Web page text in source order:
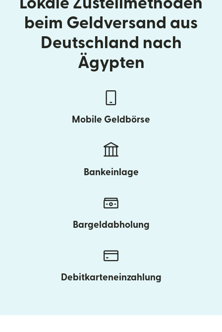
Lokale Zustellmethoden
beim Geldversand aus
Deutschland nach
Ägypten
Mobile Geldbörse
Bankeinlage
Bargeldabholung
Debitkarteneinzahlung